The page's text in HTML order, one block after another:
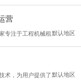
发团队，不断对产品进行
定，耐用性强，能够适
我们的服务宗旨是“以人
关注客户感受，注重服务
山美食糕点行业，凭借对
得了市场的广泛认可。如
产交易网”，为大众开启了
营
默认地区
专注于工程机械租
凭借多年的行业经验和对市
供高品质的工程机械设备
吊车租赁、挖掘机租赁以及
默认地区
术，为用户提供了